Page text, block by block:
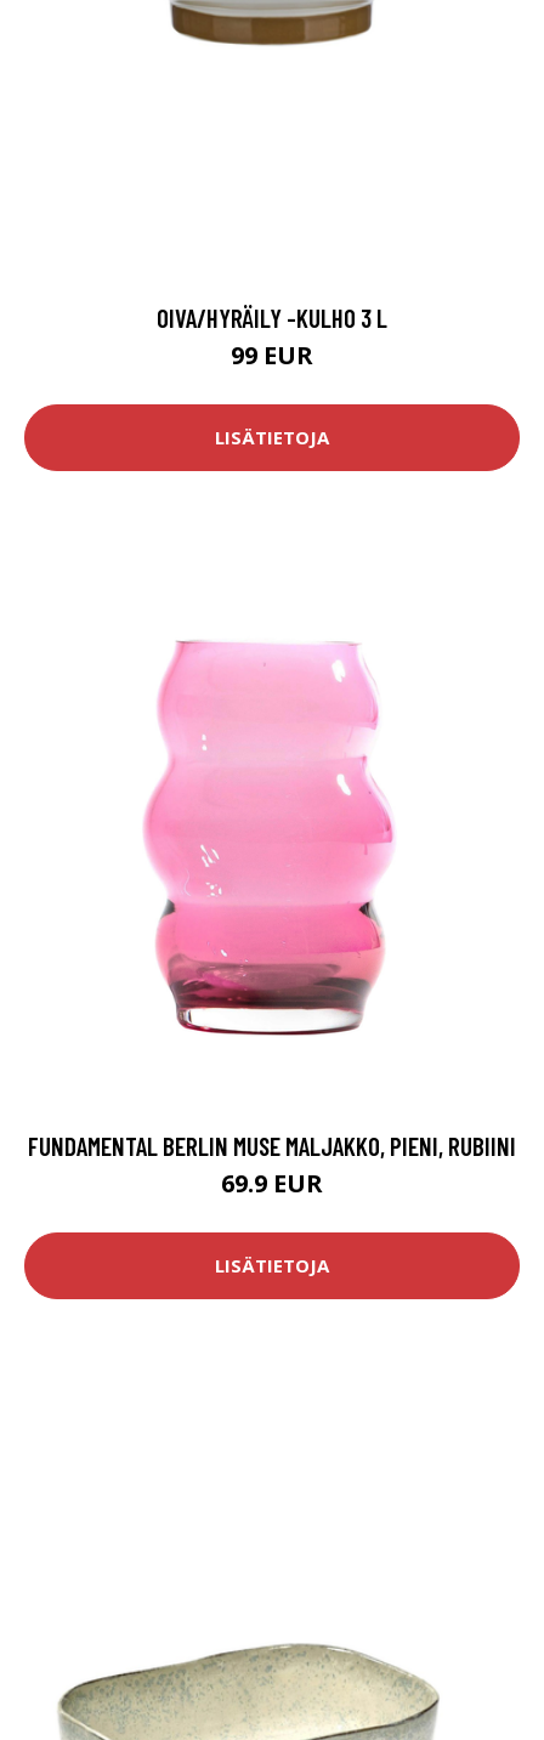
OIVA/HYRÄILY -KULHO 3 L
99 EUR
LISÄTIETOJA
FUNDAMENTAL BERLIN MUSE MALJAKKO, PIENI, RUBIINI
69.9 EUR
LISÄTIETOJA